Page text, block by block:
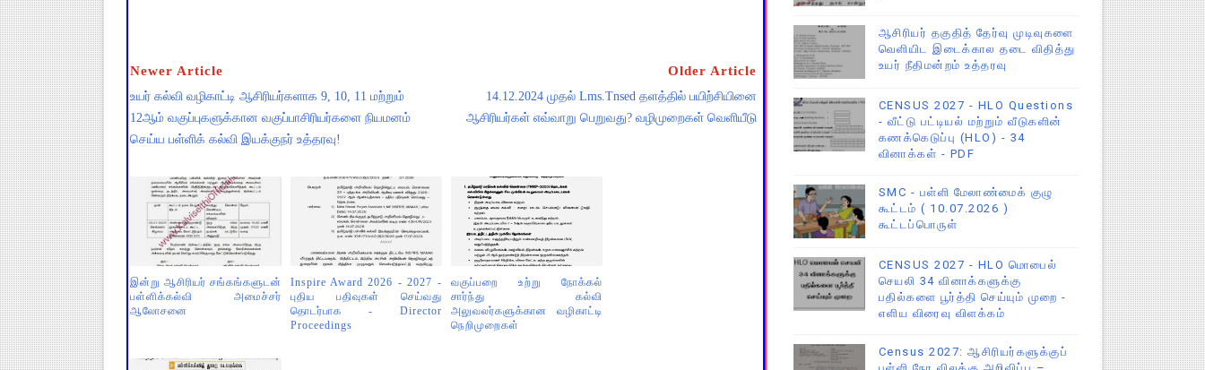
Newer Article
உயர் கல்வி வழிகாட்டி ஆசிரியர்களாக 9, 10, 11 மற்றும்
12ஆம் வகுப்புகளுக்கான வகுப்பாசிரியர்களை நியமனம்
செய்ய பள்ளிக் கல்வி இயக்குநர் உத்தரவு!
Older Article
14.12.2024 முதல் Lms.tnsed தளத்தில் பயிற்சியினை
ஆசிரியர்கள் எவ்வாறு பெறுவது? வழிமுறைகள் வெளியீடு
இன்று ஆசிரியர் சங்கங்களுடன்
பள்ளிக்கல்வி அமைச்சர்
ஆலோசனை
Inspire Award 2026 - 2027 -
புதிய பதிவுகள் செய்வது
தொடர்பாக - Director
Proceedings
வகுப்பறை உற்று நோக்கல்
சார்ந்து கல்வி
அலுவலர்களுக்கான வழிகாட்டி
நெறிமுறைகள்
ஆசிரியர் தகுதித் தேர்வு முடிவுகளை
வெளியிட இடைக்கால தடை விதித்து
உயர் நீதிமன்றம் உத்தரவு
CENSUS 2027 - HLO Questions
- வீட்டு பட்டியல் மற்றும் வீடுகளின்
கணக்கெடுப்பு (HLO) - 34
வினாக்கள் - PDF
SMC - பள்ளி மேலாண்மைக் குழு
கூட்டம் ( 10.07.2026 )
கூட்டப்பொருள்
CENSUS 2027 - HLO மொபைல்
செயலி 34 வினாக்களுக்கு
பதில்களை பூர்த்தி செய்யும் முறை -
எளிய விரைவு விளக்கம்
Census 2027: ஆசிரியர்களுக்குப்